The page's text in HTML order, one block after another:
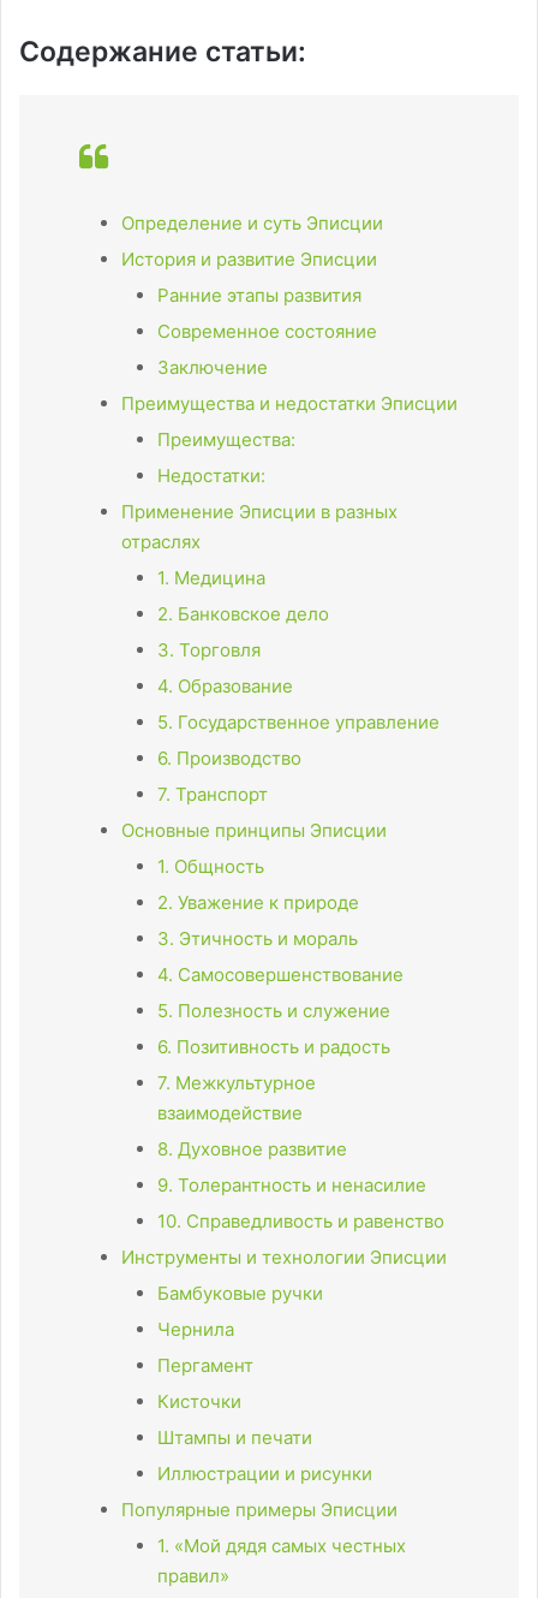
Содержание статьи:
Определение и суть Эписции
История и развитие Эписции
Ранние этапы развития
Современное состояние
Заключение
Преимущества и недостатки Эписции
Преимущества:
Недостатки:
Применение Эписции в разных
отраслях
1. Медицина
2. Банковское дело
3. Торговля
4. Образование
5. Государственное управление
6. Производство
7. Транспорт
Основные принципы Эписции
1. Общность
2. Уважение к природе
3. Этичность и мораль
4. Самосовершенствование
5. Полезность и служение
6. Позитивность и радость
7. Межкультурное
взаимодействие
8. Духовное развитие
9. Толерантность и ненасилие
10. Справедливость и равенство
Инструменты и технологии Эписции
Бамбуковые ручки
Чернила
Пергамент
Кисточки
Штампы и печати
Иллюстрации и рисунки
Популярные примеры Эписции
1. «Мой дядя самых честных
правил»